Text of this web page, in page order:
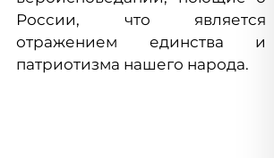
России, что является
отражением единства и
патриотизма нашего народа.